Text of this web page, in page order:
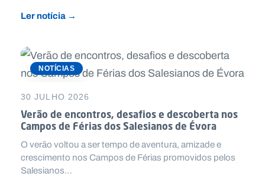
Ler notícia →
NOTÍCIAS
30 JULHO 2026
Verão de encontros, desafios e descoberta nos
Campos de Férias dos Salesianos de Évora
O verão voltou a ser tempo de aventura, amizade e
crescimento nos Campos de Férias promovidos pelos
Salesianos…